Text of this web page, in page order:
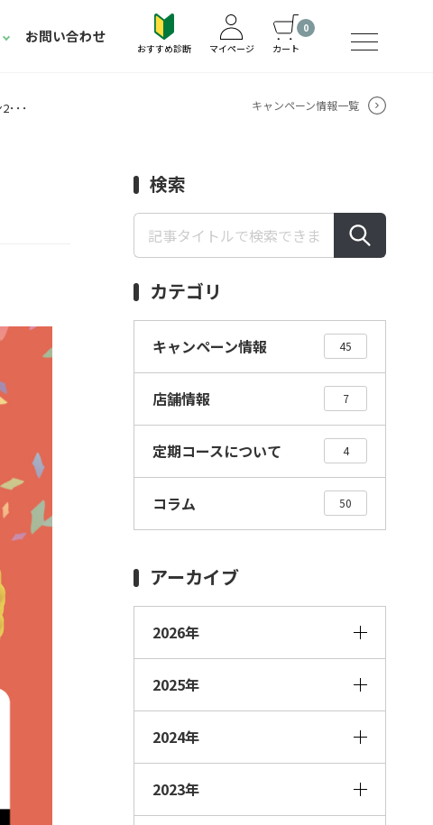
お問い合わせ
おすすめ診断 マイページ
0
カート
･･･ キャンペーン情報一覧
検索
カテゴリ
キャンペーン情報 45
店舗情報 7
定期コースについて 4
コラム 50
アーカイブ
2026年
2025年
2024年
2023年